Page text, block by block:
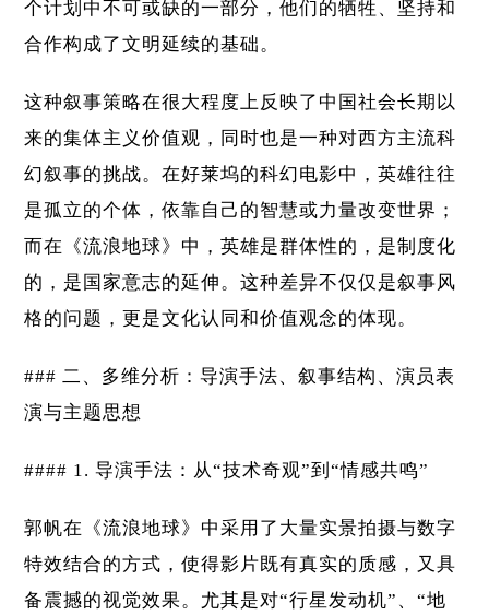
个计划中不可或缺的一部分，他们的牺牲、坚持和
合作构成了文明延续的基础。
这种叙事策略在很大程度上反映了中国社会长期以
来的集体主义价值观，同时也是一种对西方主流科
幻叙事的挑战。在好莱坞的科幻电影中，英雄往往
是孤立的个体，依靠自己的智慧或力量改变世界；
而在《流浪地球》中，英雄是群体性的，是制度化
的，是国家意志的延伸。这种差异不仅仅是叙事风
格的问题，更是文化认同和价值观念的体现。
### 二、多维分析：导演手法、叙事结构、演员表
演与主题思想
#### 1. 导演手法：从“技术奇观”到“情感共鸣”
郭帆在《流浪地球》中采用了大量实景拍摄与数字
特效结合的方式，使得影片既有真实的质感，又具
备震撼的视觉效果。尤其是对“行星发动机”、“地